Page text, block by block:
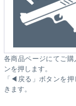
各商品ページにてご
ンを押します。
「◀戻る」ボタンを
きます。